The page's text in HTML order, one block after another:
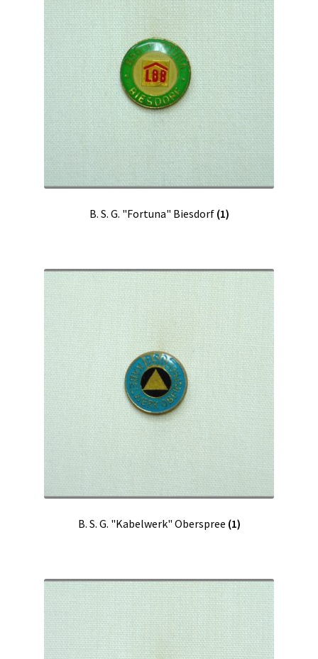
B. S. G. "Fortuna" Biesdorf (1)
B. S. G. "Kabelwerk" Oberspree (1)